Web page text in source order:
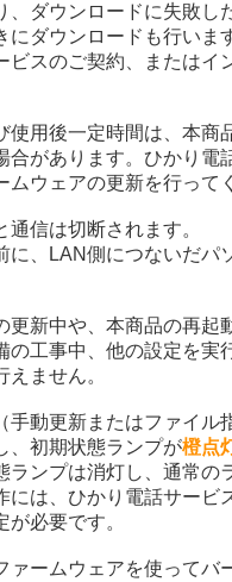
、ダウンロードに失敗し
にダウンロードも行いま
ビスのご契約、またはイ
使用後一定時間は、本商
合があります。ひかり電
ムウェアの更新を行って
信は切断されます。
に、LAN側につないだパ
更新中や、本商品の再起
の工事中、他の設定を実
ません。
手動更新またはファイル
、初期状態ランプが橙点
ランプは消灯し、通常の
には、ひかり電話サービ
必要です。
ァームウェアを使ってバ